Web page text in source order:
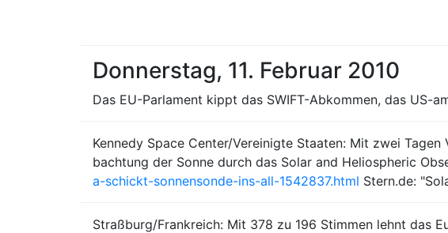
Donnerstag, 11. Februar 2010
Das EU-Parlament kippt das SWIFT-Abkommen, das US-
Kennedy Space Center/Vereinigte Staaten: Mit zwei
bachtung der Sonne durch das Solar and Heliospheric
a-schickt-sonnensonde-ins-all-1542837.html Stern.de:
Straßburg/Frankreich: Mit 378 zu 196 Stimmen lehnt das